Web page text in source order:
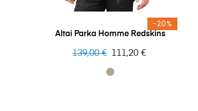
Altai Parka Homme Redskins
Prix
139,00 €
-20%
Prix
111,20 €